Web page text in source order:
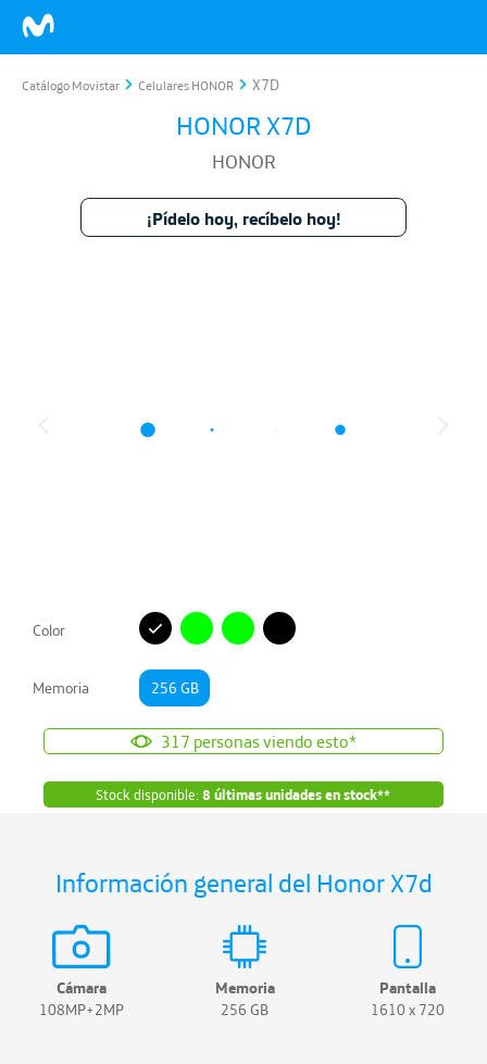
Catálogo Movistar Celulares HONOR X7D
HONOR X7D
HONOR
¡Pídelo hoy, recíbelo hoy!
Color
Memoria 256 GB
317 personas viendo esto*
Stock disponible:8 últimas unidades en stock**
Información general del HonorX7d
Cámara
108MP+2MP
Memoria
256 GB
Pantalla
1610 x 720